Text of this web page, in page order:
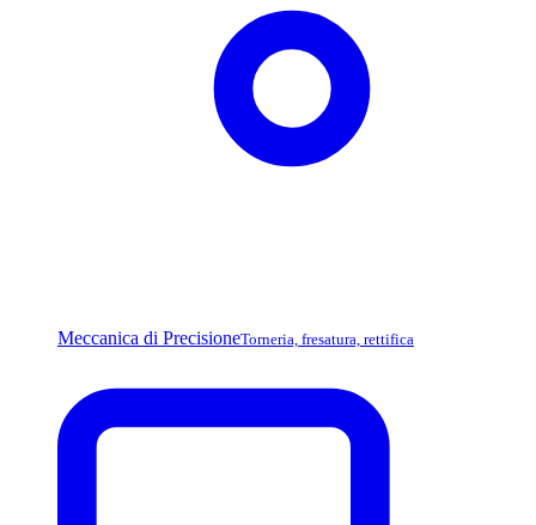
Meccanica di PrecisioneTorneria, fresatura, rettifica